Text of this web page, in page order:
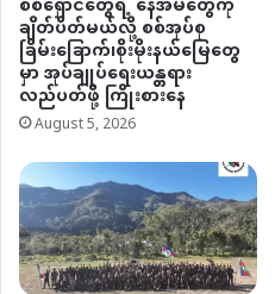
ချိတ်ပိတ်မယ်လို့ စစ်အုပ်စု
ခြိမ်းခြောက်၊စိုးမိုးနယ်မြေတွေ
မှာ အုပ်ချုပ်ရေးယန္တရား
လည်ပတ်ဖို့ ကြိုးစားနေ
August 5, 2026